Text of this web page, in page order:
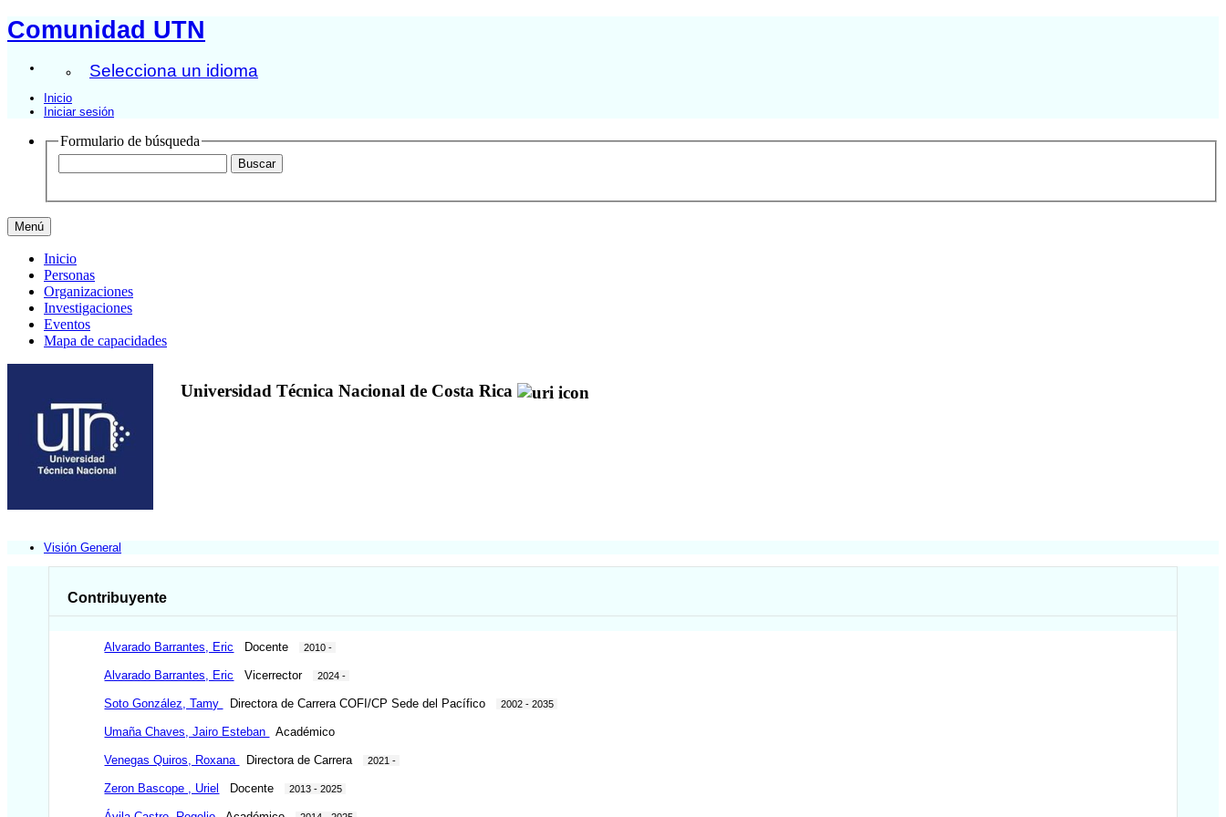
Comunidad UTN
Selecciona un idioma
Inicio
Iniciar sesión
Formulario de búsqueda
Menú
Inicio
Personas
Organizaciones
Investigaciones
Eventos
Mapa de capacidades
Universidad Técnica Nacional de Costa Rica
Visión General
Contribuyente
Alvarado Barrantes, Eric Docente 2010 -
Alvarado Barrantes, Eric Vicerrector 2024 -
Soto González, Tamy Directora de Carrera COFI/CP Sede del Pacífico 2002 - 2035
Umaña Chaves, Jairo Esteban Académico
Venegas Quiros, Roxana Directora de Carrera 2021 -
Zeron Bascope , Uriel Docente 2013 - 2025